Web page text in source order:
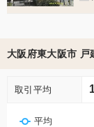
大阪府東大阪市 戸
取引平均
平均